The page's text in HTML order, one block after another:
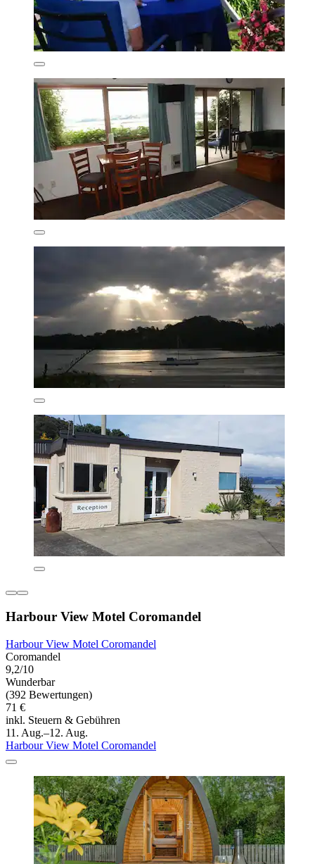
Harbour View Motel Coromandel
Harbour View Motel Coromandel
Coromandel
9,2/10
Wunderbar
(392 Bewertungen)
71 €
inkl. Steuern & Gebühren
11. Aug.–12. Aug.
Harbour View Motel Coromandel